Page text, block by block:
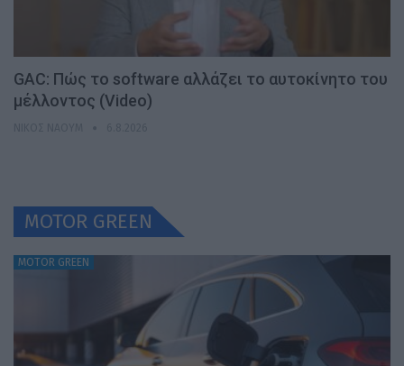
GAC: Πώς το software αλλάζει το αυτοκίνητο του
μέλλοντος (Video)
MOTOR GREEN
MOTOR GREEN